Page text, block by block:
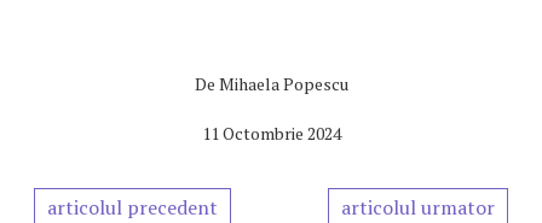
De Mihaela Popescu
11 Octombrie 2024
articolul precedent articolul urmator